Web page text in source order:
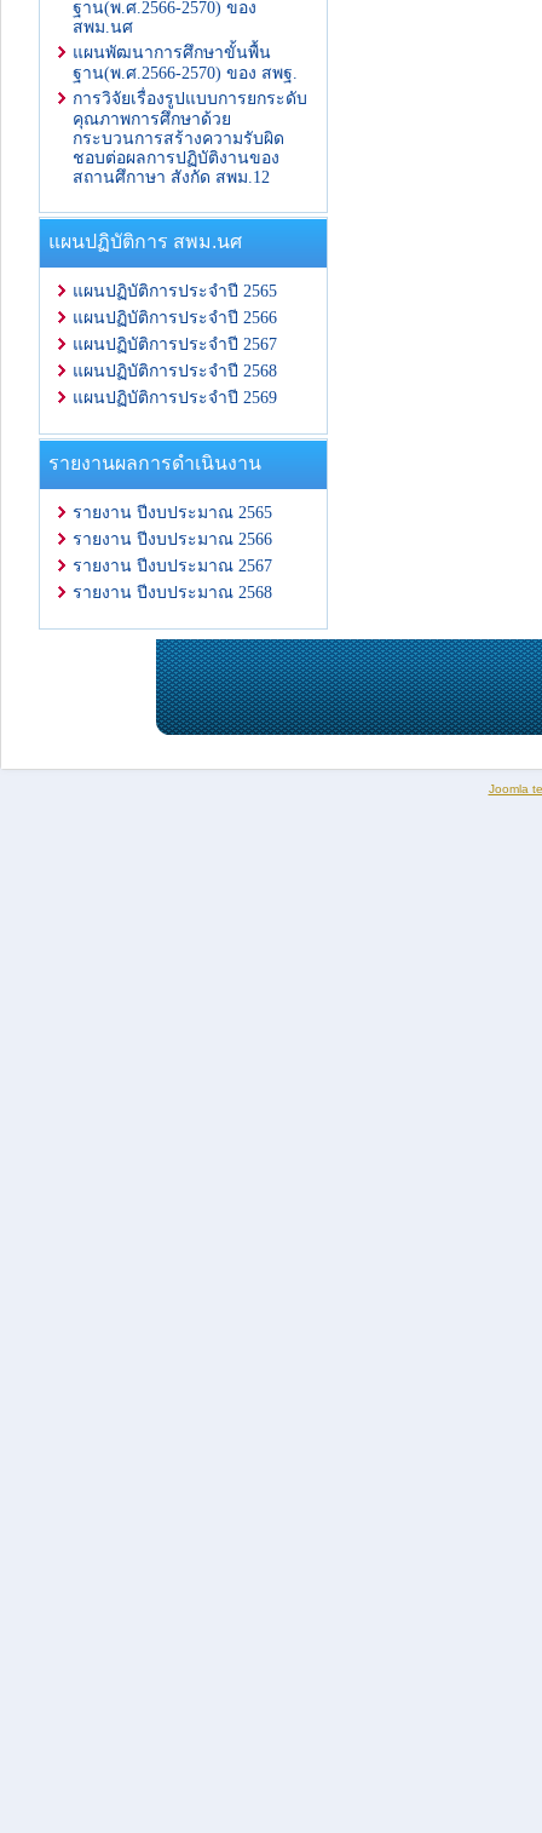
ฐาน(พ.ศ.2566-2570) ของ
สพม.นศ
แผนพัฒนาการศึกษาขั้นพื้น
ฐาน(พ.ศ.2566-2570) ของ สพฐ.
การวิจัยเรื่องรูปแบบการยกระดับ
คุณภาพการศึกษาด้วย
กระบวนการสร้างความรับผิด
ชอบต่อผลการปฏิบัติงานของ
สถานศึกาษา สังกัด สพม.12
แผนปฏิบัติการ สพม.นศ
แผนปฏิบัติการประจำปี 2565
แผนปฏิบัติการประจำปี 2566
แผนปฏิบัติการประจำปี 2567
แผนปฏิบัติการประจำปี 2568
แผนปฏิบัติการประจำปี 2569
รายงานผลการดำเนินงาน
รายงาน ปีงบประมาณ 2565
รายงาน ปีงบประมาณ 2566
รายงาน ปีงบประมาณ 2567
รายงาน ปีงบประมาณ 2568
Joomla